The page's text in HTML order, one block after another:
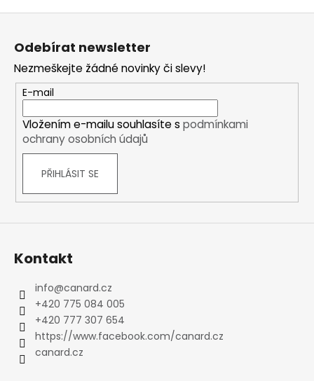
Z
Odebírat newsletter
Nezmeškejte žádné novinky či slevy!
E-mail
Vložením e-mailu souhlasíte s podmínkami
ochrany osobních údajů
PŘIHLÁSIT SE
Kontakt
info@canard.cz
+420 775 084 005
+420 777 307 654
https://www.facebook.com/canard.cz
canard.cz